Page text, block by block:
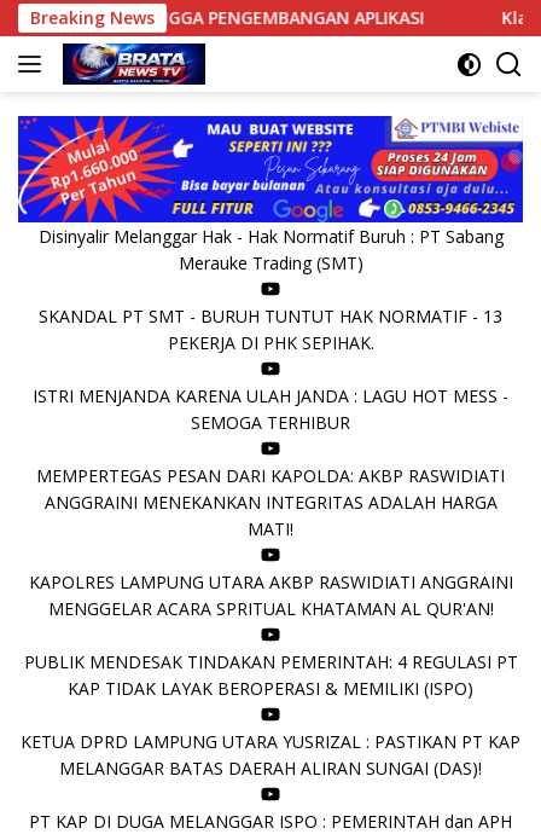
Langsung
ke
konten
Breaking News
PENGEMBANGAN APLIKASI Klarifikasi Camat
Disinyalir Melanggar Hak - Hak Normatif Buruh : PT Sabang
Merauke Trading (SMT)
SKANDAL PT SMT - BURUH TUNTUT HAK NORMATIF - 13
PEKERJA DI PHK SEPIHAK.
ISTRI MENJANDA KARENA ULAH JANDA : LAGU HOT MESS -
SEMOGA TERHIBUR
MEMPERTEGAS PESAN DARI KAPOLDA: AKBP RASWIDIATI
ANGGRAINI MENEKANKAN INTEGRITAS ADALAH HARGA
MATI!
KAPOLRES LAMPUNG UTARA AKBP RASWIDIATI ANGGRAINI
MENGGELAR ACARA SPRITUAL KHATAMAN AL QUR'AN!
PUBLIK MENDESAK TINDAKAN PEMERINTAH: 4 REGULASI PT
KAP TIDAK LAYAK BEROPERASI & MEMILIKI (ISPO)
KETUA DPRD LAMPUNG UTARA YUSRIZAL : PASTIKAN PT KAP
MELANGGAR BATAS DAERAH ALIRAN SUNGAI (DAS)!
PT KAP DI DUGA MELANGGAR ISPO : PEMERINTAH dan APH